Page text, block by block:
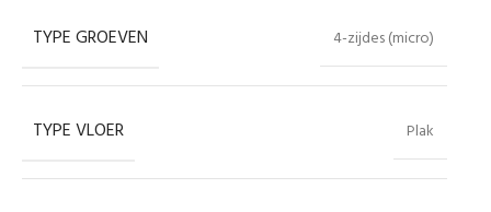
TYPE GROEVEN 4-zijdes (micro)
TYPE VLOER Plak